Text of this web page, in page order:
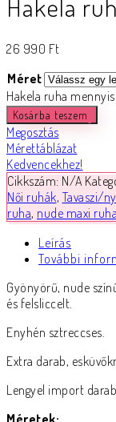
Hakela
26 990 Ft
Méret
Hakela ruha
Kosárba teszem
Megosztás
Mérettáblázat
Kedvencekhez!
Cikkszám: N/A
Női ruhák, Tavaszi/
ruha, nude maxi ruha
Leírás
További
Gyönyörű, nude
és felsliccelt.
Enyhén sztreccses.
Extra darab,
Lengyel import darab.
Méretek: